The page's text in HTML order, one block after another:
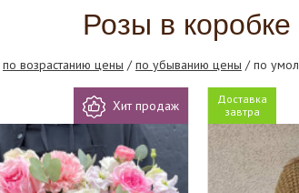
Розы в коробке
по возрастанию цены /по убыванию цены / по
Хит продаж
Доставка
завтра